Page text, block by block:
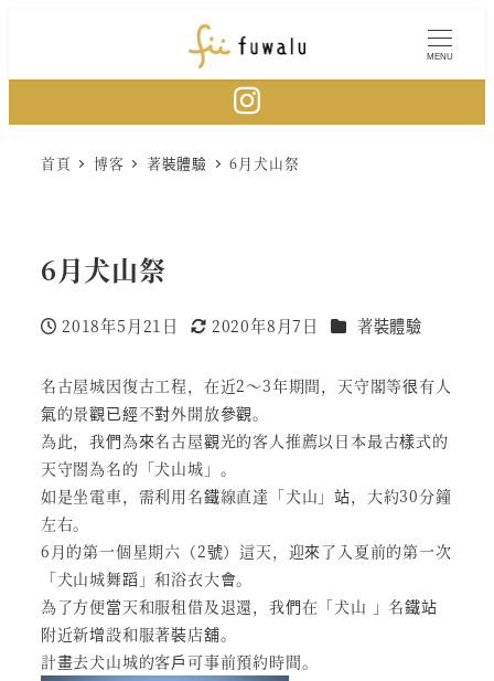
main
MENU
首頁 博客 著裝體驗 6月犬山祭
6月犬山祭
Published
2018年5月21日
Modified
2020年8月7日 分類著裝體驗
名古屋城因復古工程，在近2～3年期間，天守閣等很有人
氣的景觀已經不對外開放參觀。
為此，我們為來名古屋觀光的客人推薦以日本最古樣式的
天守閤為名的「犬山城」。
如是坐電車，需利用名鐵線直達「犬山」站，大約30分鐘
左右。
6月的第一個星期六（2號）這天，迎來了入夏前的第一次
「犬山城舞蹈」和浴衣大會。
為了方便當天和服租借及退還，我們在「犬山 」名鐵站
附近新增設和服著裝店舖。
計畫去犬山城的客戶可事前預約時間。